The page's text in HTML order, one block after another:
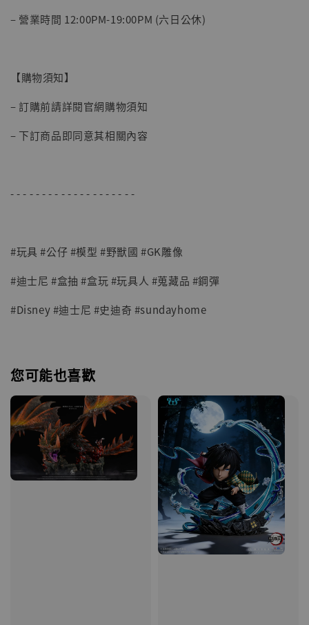
– 營業時間 12:00PM-19:00PM (六日公休)
【購物須知】
– 訂購前請詳閱官網購物須知
– 下訂商品即同意其相關內容
- - - - - - - - - - - - - - - - - - - -
#玩具 #公仔 #模型 #野獸國 #GK雕像
#迪士尼 #盒抽 #盒玩 #玩具人 #蒐藏品 #鋼彈
#Disney #迪士尼 #史迪奇 #sundayhome
您可能也喜歡